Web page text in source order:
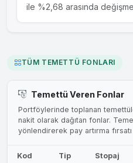
ile %2,68 arasında
TÜM TEMETTÜ FONLARI
Temettü Veren Fonlar
Portföylerinde toplanan
nakit olarak dağıtan fonlar.
yönlendirerek pay artırma
Kod Tip Stopaj